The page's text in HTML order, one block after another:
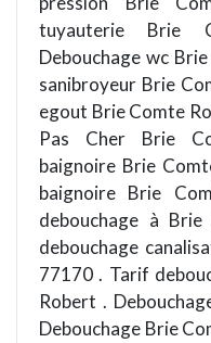
tuyauterie Brie
Debouchage wc
sanibroyeur Brie
egout Brie Comte
Pas Cher Brie
baignoire Brie
baignoire Brie
debouchage à
debouchage
77170 . Tarif
Robert .
Debouchage Brie